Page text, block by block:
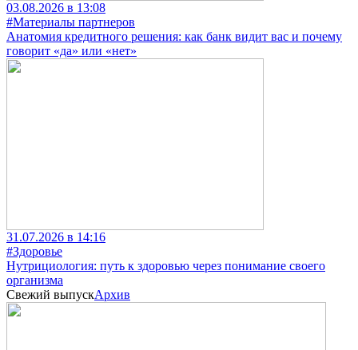
03.08.2026 в 13:08
#Материалы партнеров
Анатомия кредитного решения: как банк видит вас и почему
говорит «да» или «нет»
31.07.2026 в 14:16
#Здоровье
Нутрициология: путь к здоровью через понимание своего
организма
Свежий выпускАрхив